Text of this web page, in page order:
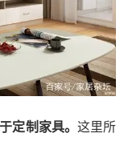
定制家具。 这里所